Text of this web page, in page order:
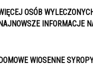
OSÓB
NAJNOWSZE INFORMACJE
DOMOWE WIOSENNE